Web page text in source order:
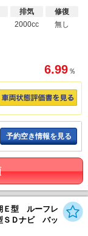
排気
2000cc
修復
無し
6.99 ％
予約空き情報を見る
Ｅ型 ルーフレ
Ｄナビ バッ